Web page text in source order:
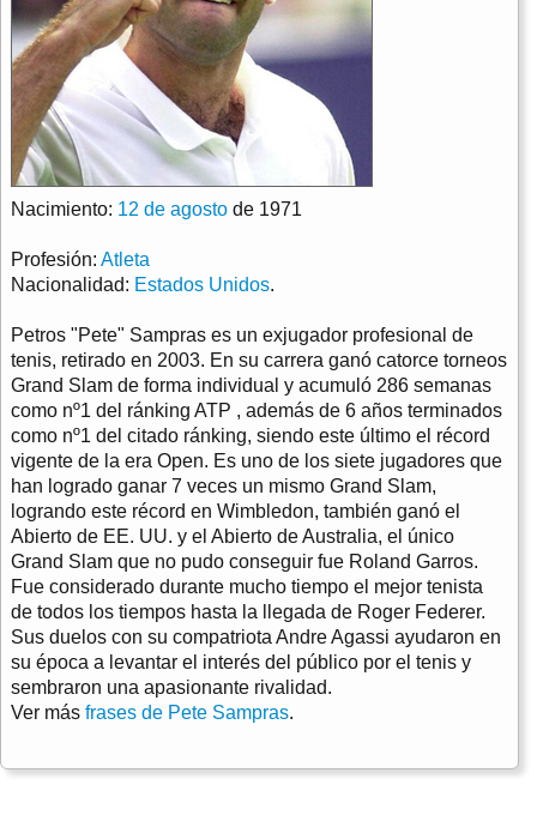
Nacimiento: 12 de agosto de 1971
Profesión: Atleta
Nacionalidad: Estados Unidos.
Petros "Pete" Sampras es un exjugador profesional de
tenis, retirado en 2003. En su carrera ganó catorce torneos
Grand Slam de forma individual y acumuló 286 semanas
como nº1 del ránking ATP , además de 6 años terminados
como nº1 del citado ránking, siendo este último el récord
vigente de la era Open. Es uno de los siete jugadores que
han logrado ganar 7 veces un mismo Grand Slam,
logrando este récord en Wimbledon, también ganó el
Abierto de EE. UU. y el Abierto de Australia, el único
Grand Slam que no pudo conseguir fue Roland Garros.
Fue considerado durante mucho tiempo el mejor tenista
de todos los tiempos hasta la llegada de Roger Federer.
Sus duelos con su compatriota Andre Agassi ayudaron en
su época a levantar el interés del público por el tenis y
sembraron una apasionante rivalidad.
Ver más frases de Pete Sampras.